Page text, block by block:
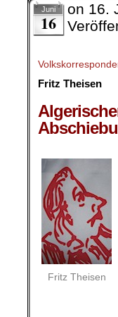
Juni
16
on 16.
Fritz Theisen
Fritz Theisen